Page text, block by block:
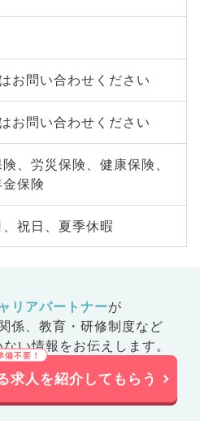
お問い合わせください
お問い合わせください
、労災保険、健康保険、
保険
、祝日、夏季休暇
リアパートナーが
係、 教育・研修制度など
い情報をお伝えします。
求人を紹介してもらう